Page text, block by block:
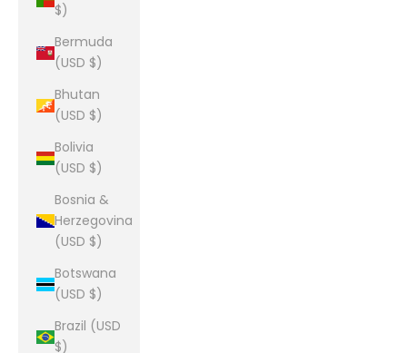
$)
Bermuda
(USD $)
Bhutan
(USD $)
Bolivia
(USD $)
Bosnia &
Herzegovina
(USD $)
Botswana
(USD $)
Brazil (USD
$)